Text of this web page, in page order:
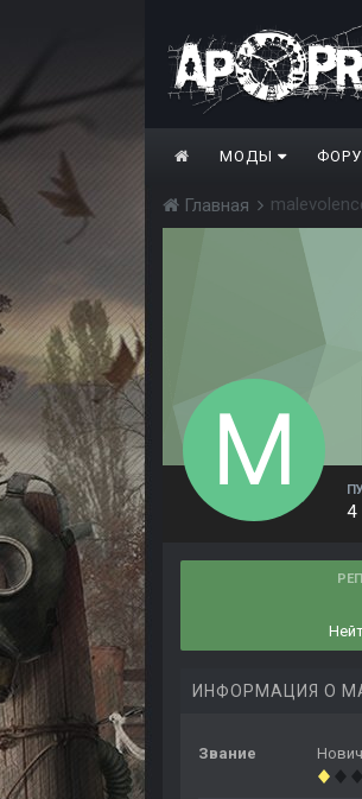
МОДЫ
Главная
4
ИНФОРМАЦИЯ О
Звание